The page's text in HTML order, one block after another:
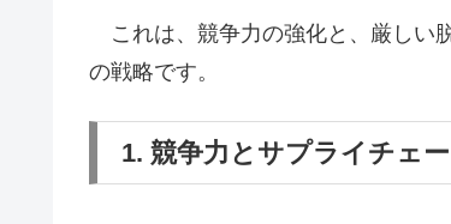
これは、競争力の強化と、厳しい
の戦略です。
1. 競争力とサプライチェ